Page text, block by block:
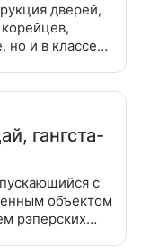
дверей,
но и в классе
гангста-
с
объектом
рэперских